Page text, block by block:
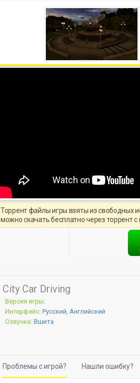
Торрент файлы игры взяты из свободных
можно скачать бесплатно через торрент
City Car Driving
Версия игры:
Интерфейс: Русский, Английский
Озвучка: Вшита
Проблемы с игрой? Нашли ошибку?